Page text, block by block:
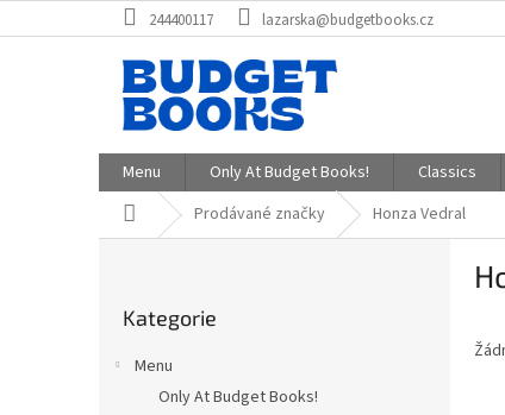
na
244400117 lazarska@budgetbooks.cz
Menu Only At Budget Books! Classics
Domů Prodávané značky Honza Vedral
kategorie
Kategorie
Menu
Only At Budget Books!